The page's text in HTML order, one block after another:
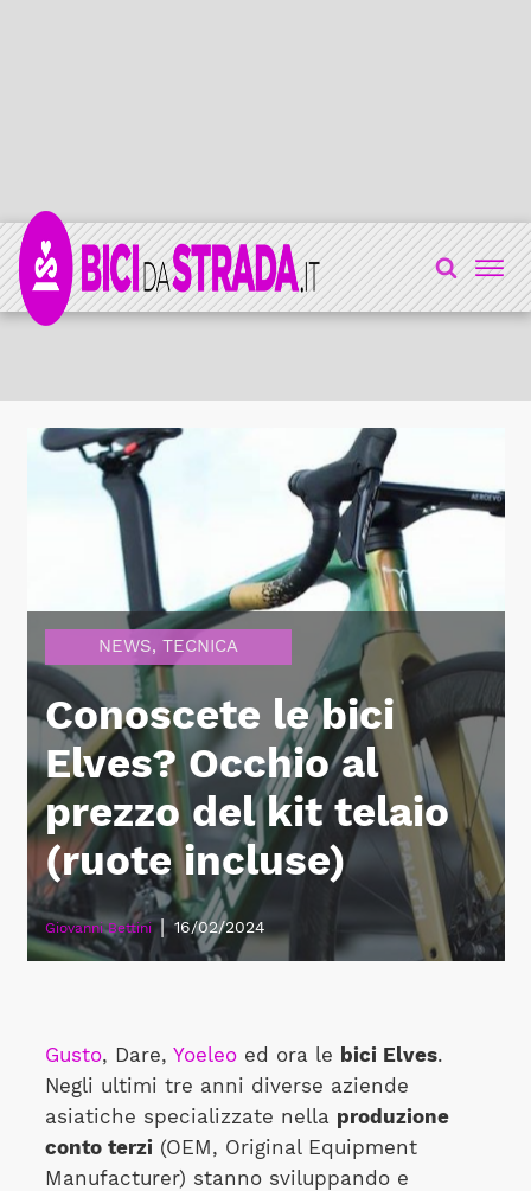
NEWS, TECNICA
Conoscete le bici
Elves? Occhio al
prezzo del kit telaio
(ruote incluse)
Giovanni Bettini | 16/02/2024
Gusto, Dare, Yoeleoed ora le bici Elves.
Negli ultimi tre anni diverse aziende
asiatiche specializzate nella produzione
conto terzi(OEM, Original Equipment
Manufacturer) stanno sviluppando e